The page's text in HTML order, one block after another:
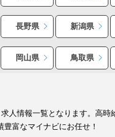
長野県 新潟県
岡山県 鳥取県
人情報一覧となります。高
富なマイナビにお任せ！